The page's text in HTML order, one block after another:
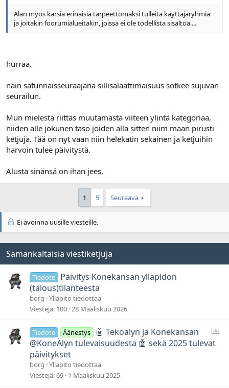
Alan myös karsia erinäisiä tarpeettomaksi tulleita käyttäjäryhmiä
ja joitakin foorumialueitakin, joissa ei ole todellista sisältöä....
hurraa.
näin satunnaisseuraajana sillisalaattimaisuus sotkee sujuvan
seurailun.
Mun mielestä riittäs muutamasta viiteen ylintä kategoriaa,
niiden alle jokunen taso joiden alla sitten niim maan pirusti
ketjuja. Tää on nyt vaan niin helekatin sekainen ja ketjuihin
harvoin tulee päivitystä.
Alusta sinänsä on ihan jees.
1 5 Seuraava
Ei avoinna uusille viesteille.
Samankaltaisia viestiketjuja
Tiedote
Päivitys Konekansan ylläpidon
(talous)tilanteesta
borg Ylläpito tiedottaa
Viestejä 100 28 Maaliskuu 2026
Tiedote Äänestys
🤖 Tekoälyn ja Konekansan
@KoneÄlyn tulevaisuudesta 🤖 sekä 2025 tulevat
päivitykset
borg Ylläpito tiedottaa
Viestejä 69 1 Maaliskuu 2025